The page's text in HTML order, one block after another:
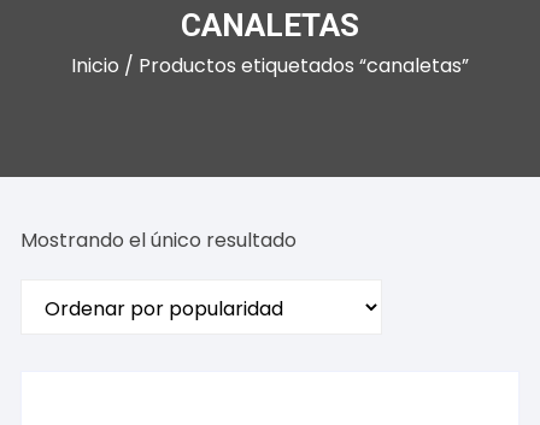
CANALETAS
Inicio / Productos etiquetados “canaletas”
Mostrando el único resultado